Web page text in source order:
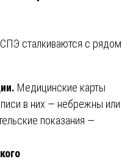
сталкиваются с рядом
Медицинские карты
в них — небрежны или
показания —